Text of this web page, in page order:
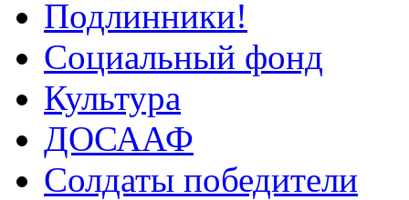
Подлинники!
Социальный фонд
Культура
ДОСААФ
Солдаты победители